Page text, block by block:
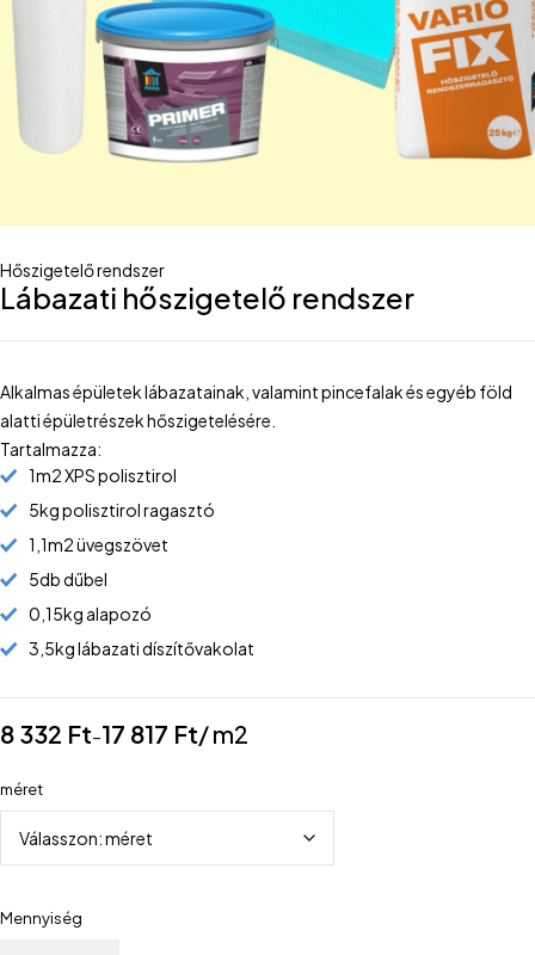
Hőszigetelő rendszer
Lábazati hőszigetelő rendszer
Alkalmas épületek lábazatainak, valamint pincefalak és egyéb föld
alatti épületrészek hőszigetelésére.
Tartalmazza:
1m2 XPS polisztirol
5kg polisztirol ragasztó
1,1m2 üvegszövet
5db dűbel
0,15kg alapozó
3,5kg lábazati díszítővakolat
8 332 Ft–17 817 Ft/ m2
méret
Mennyiség